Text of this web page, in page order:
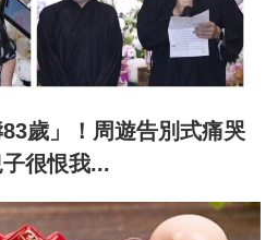
歲」！周遊告別式痛哭
子很恨我...